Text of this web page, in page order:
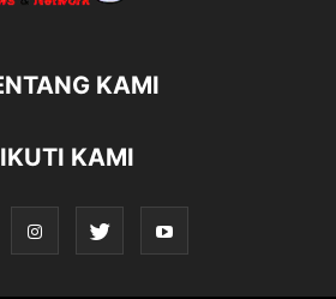
KAMI
IKUTI KAMI